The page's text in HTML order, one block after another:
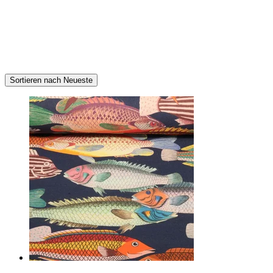
Sortieren nach Neueste